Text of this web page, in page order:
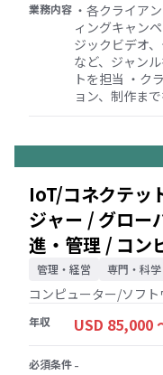
ントプランニ
アカウントの全体
拓とブランド
議で会社を代
ンを宣伝する
る提案書、
ーバルアカウ
業務内容 ・各クライア
ィングキャン
ジックビデオ
など、ジャン
トを担当 ・ク
ョン、制作ま
フを統括し、
シャルメディ
ンデッドエン
ョン課題の解決
IoT/コネクテッ
ジャー / グロー
進・管理 / コン
ア・テクノロジ
管理・経営 専門・科
コンピューター/ソフ
年収 USD 85,000
必須条件-